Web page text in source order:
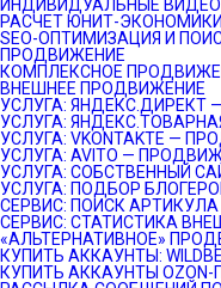
ИНДИВИДУАЛЬНЫЕ
РАСЧЕТ ЮНИТ-ЭКОНОМИКИ
SEO-ОПТИМИЗАЦИЯ И
ПРОДВИЖЕНИЕ
КОМПЛЕКСНОЕ
ВНЕШНЕЕ ПРОДВИЖЕНИЕ
УСЛУГА: ЯНДЕКС.ДИРЕКТ
УСЛУГА:
УСЛУГА: VKONTAKTE —
УСЛУГА: AVITO —
УСЛУГА: СОБСТВЕННЫЙ
УСЛУГА: ПОДБОР
СЕРВИС: ПОИСК
СЕРВИС: СТАТИСТИКА
«АЛЬТЕРНАТИВНОЕ»
КУПИТЬ АККАУНТЫ:
КУПИТЬ АККАУНТЫ